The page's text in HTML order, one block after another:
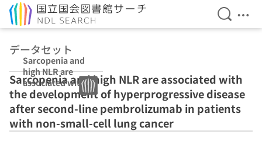
検索を
メ
データセット
Sarcopenia and
high NLR are
associated with
the
development of
hyperprogressiv
e disease after
Sarcopenia and high NLR are associated with
the development of hyperprogressive disease
after second-line pembrolizumab in patients
with non-small-cell lung cancer